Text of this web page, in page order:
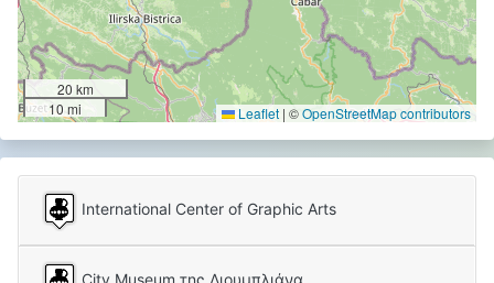
20 km
10 mi
Leaflet | ©OpenStreetMap contributors
International Center of Graphic Arts